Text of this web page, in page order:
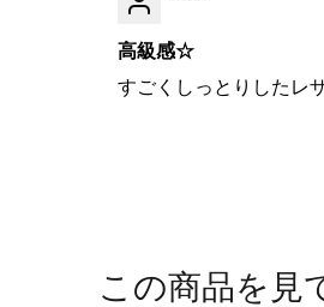
高級感☆
すごくしっとりしたレ
この商品を見